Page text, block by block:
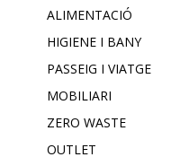
ALIMENTACIÓ
HIGIENE I BANY
PASSEIG I VIATGE
MOBILIARI
ZERO WASTE
OUTLET